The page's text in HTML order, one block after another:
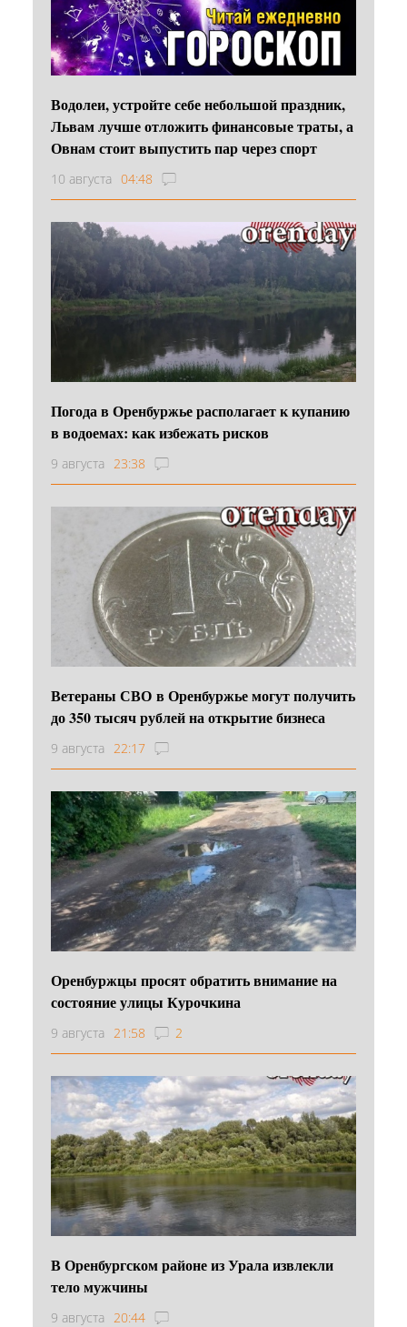
Водолеи, устройте себе небольшой праздник,
Львам лучше отложить финансовые траты, а
Овнам стоит выпустить пар через спорт
10 августа 04:48
Погода в Оренбуржье располагает к купанию
в водоемах: как избежать рисков
9 августа 23:38
Ветераны СВО в Оренбуржье могут получить
до 350 тысяч рублей на открытие бизнеса
9 августа 22:17
Оренбуржцы просят обратить внимание на
состояние улицы Курочкина
9 августа 21:58 2
В Оренбургском районе из Урала извлекли
тело мужчины
9 августа 20:44